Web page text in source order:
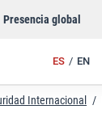
Presencia global
ES EN
Internacional /